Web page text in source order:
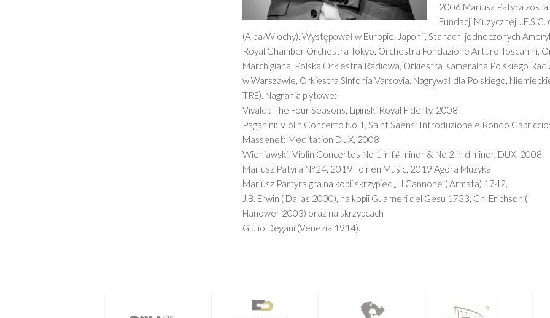
2006 Mariusz Patyra
Fundacji Muzycznej
(Alba/Wlochy). Występował w Europie, Japonii, Stanach jednoczonych
Royal Chamber Orchestra Tokyo, Orchestra Fondazione Arturo Toscanini,
Marchigiana, Polska Orkiestra Radiowa, Orkiestra Kameralna Polskiego
w Warszawie, Orkiestra Sinfonia Varsovia. Nagrywał dla Polskiego,
TRE). Nagrania plytowe:
Vivaldi: The Four Seasons, Lipinski Royal Fidelity, 2008
Paganini: Violin Concerto No 1, Saint Saens: Introduzione e Rondo
Massenet: Meditation DUX, 2008
Wieniawski: Violin Concertos No 1 in f# minor & No 2 in d minor, DUX, 2008
Mariusz Patyra N°24, 2019 Toinen Music, 2019 Agora Muzyka
Mariusz Partyra gra na kopii skrzypiec „ Il Cannone”( Armata) 1742,
J.B. Erwin ( Dallas 2000), na kopii Guarneri del Gesu 1733, Ch. Erichson (
Hanower 2003) oraz na skrzypcach
Giulio Degani (Venezia 1914).